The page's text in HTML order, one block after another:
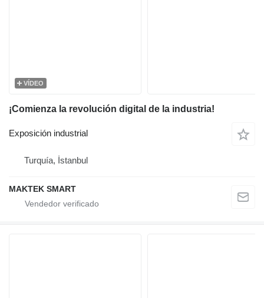
VÍDEO
¡Comienza la revolución digital de la industria!
Exposición industrial
Turquía, İstanbul
MAKTEK SMART